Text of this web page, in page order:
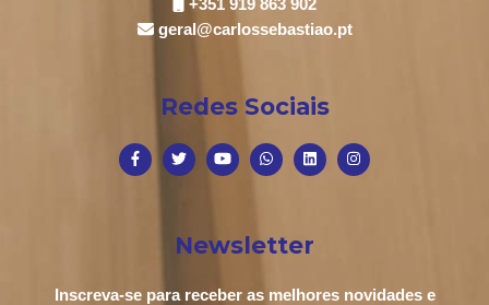
geral@carlossebastiao.pt
Redes Sociais
Newsletter
Inscreva-se para receber as melhores novidades e